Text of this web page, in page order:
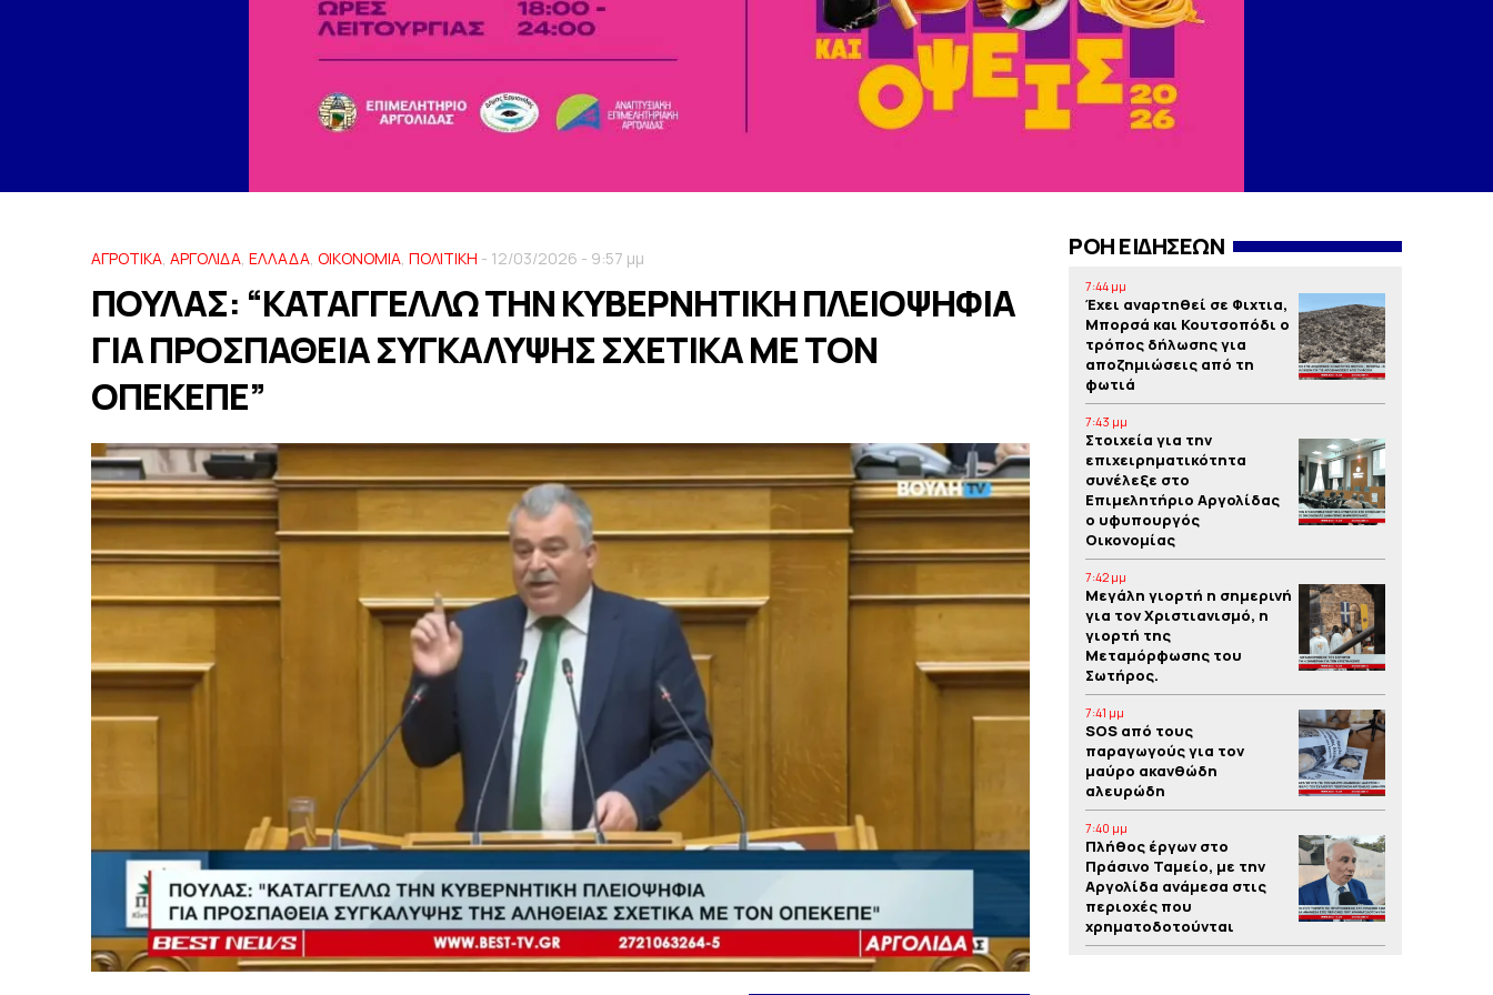
ΑΓΡΟΤΙΚΑ, ΑΡΓΟΛΙΔΑ, ΕΛΛΑΔΑ, ΟΙΚΟΝΟΜΙΑ, ΠΟΛΙΤΙΚΗ - 12/03/2026 - 9:57 μμ
ΠΟΥΛΑΣ: “ΚΑΤΑΓΓΕΛΛΩ ΤΗΝ ΚΥΒΕΡΝΗΤΙΚΗ ΠΛΕΙΟΨΗΦΙΑ
ΓΙΑ ΠΡΟΣΠΑΘΕΙΑ ΣΥΓΚΑΛΥΨΗΣ ΣΧΕΤΙΚΑ ΜΕ ΤΟΝ
ΟΠΕΚΕΠΕ”
ΡΟΗ ΕΙΔΗΣΕΩΝ
7:44 μμ
Έχει αναρτηθεί σε Φιχτια,
Μπορσά και Κουτσοπόδι ο
τρόπος δήλωσης για
αποζημιώσεις από τη
φωτιά
7:43 μμ
Στοιχεία για την
επιχειρηματικότητα
συνέλεξε στο
Επιμελητήριο Αργολίδας
ο υφυπουργός
Οικονομίας
7:42 μμ
Μεγάλη γιορτή η σημερινή
για τον Χριστιανισμό, η
γιορτή της
Μεταμόρφωσης του
Σωτήρος.
7:41 μμ
SOS από τους
παραγωγούς για τον
μαύρο ακανθώδη
αλευρώδη
7:40 μμ
Πλήθος έργων στο
Πράσινο Ταμείο, με την
Αργολίδα ανάμεσα στις
περιοχές που
χρηματοδοτούνται